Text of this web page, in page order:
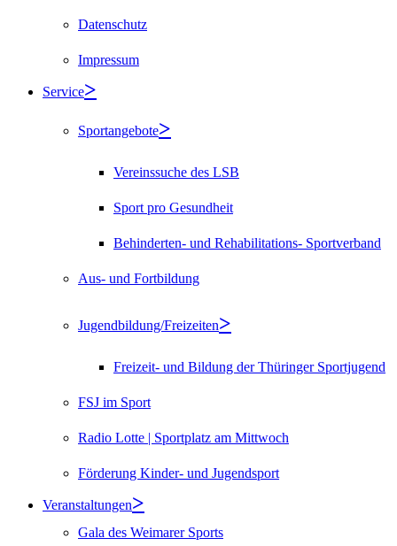
Datenschutz
Impressum
Service
Sportangebote
Vereinssuche des LSB
Sport pro Gesundheit
Behinderten- und Rehabilitations- Sportverband
Aus- und Fortbildung
Jugendbildung/Freizeiten
Freizeit- und Bildung der Thüringer Sportjugend
FSJ im Sport
Radio Lotte | Sportplatz am Mittwoch
Förderung Kinder- und Jugendsport
Veranstaltungen
Gala des Weimarer Sports